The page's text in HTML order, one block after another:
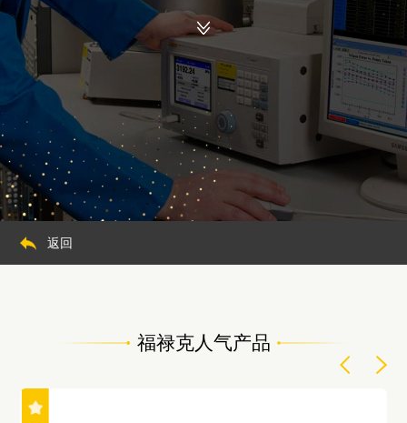
返回
福禄克人气产品